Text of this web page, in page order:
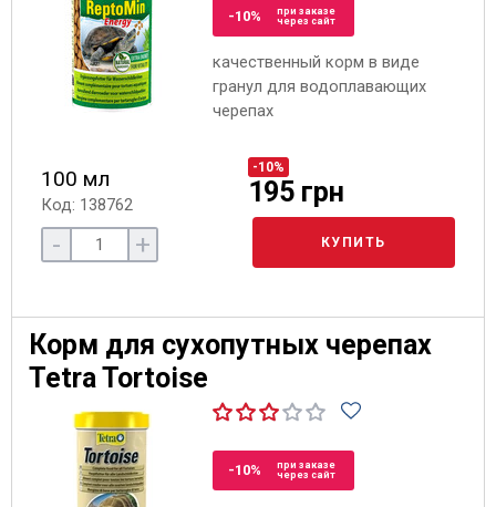
-10%
при заказе
через сайт
качественный корм в виде
гранул для водоплавающих
черепах
100 мл
Код: 138762
-10%
195 грн
- + КУПИТЬ
Корм для сухопутных черепах
Tetra Tortoise
-10%
при заказе
через сайт